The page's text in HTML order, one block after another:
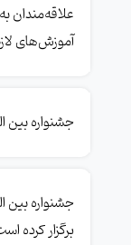
علاقه‌مندان
آموزش‌های
جشنواره بین
جشنواره بین
برگزار کرده